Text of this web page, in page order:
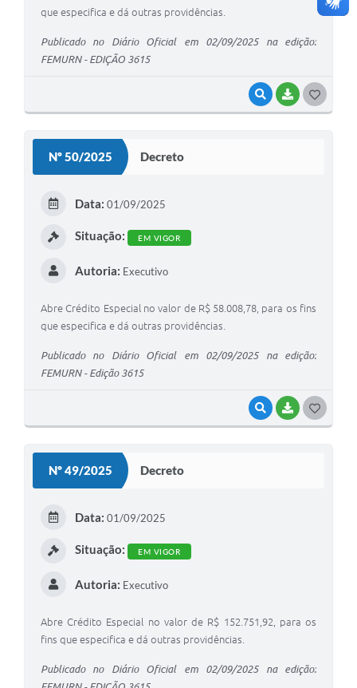
VISUALIZAR
BAIXAR
que especifica e dá outras providências.
Publicado no Diário Oficial em 02/09/2025 na edição:
FEMURN - EDIÇÃO 3615
Nº 50/2025 Decreto
VISUALIZAR
BAIXAR
Data: 01/09/2025
Situação: EM VIGOR
Autoria: Executivo
Abre Crédito Especial no valor de R$ 58.008,78, para os fins
que especifica e dá outras providências.
Publicado no Diário Oficial em 02/09/2025 na edição:
FEMURN - Edição 3615
Nº 49/2025 Decreto
Data: 01/09/2025
Situação: EM VIGOR
Autoria: Executivo
Abre Crédito Especial no valor de R$ 152.751,92, para os
fins que especifica e dá outras providências.
Publicado no Diário Oficial em 02/09/2025 na edição: